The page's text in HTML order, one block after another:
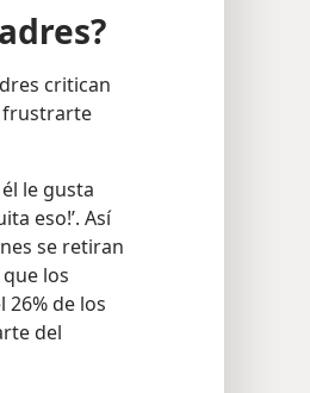
critican
frustrarte
le gusta
eso!’. Así
se retiran
los
de los
del